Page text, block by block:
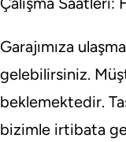
Garajımıza
gelebilirsiniz.
beklemektedir.
bizimle irtibata